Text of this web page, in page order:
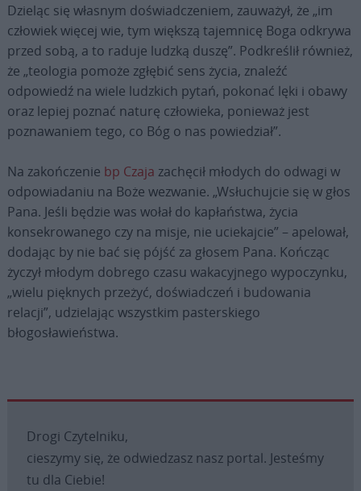
Dzieląc się własnym doświadczeniem, zauważył, że „im
człowiek więcej wie, tym większą tajemnicę Boga odkrywa
przed sobą, a to raduje ludzką duszę”. Podkreślił również,
że „teologia pomoże zgłębić sens życia, znaleźć
odpowiedź na wiele ludzkich pytań, pokonać lęki i obawy
oraz lepiej poznać naturę człowieka, ponieważ jest
poznawaniem tego, co Bóg o nas powiedział”.
Na zakończenie bp Czaja zachęcił młodych do odwagi w
odpowiadaniu na Boże wezwanie. „Wsłuchujcie się w głos
Pana. Jeśli będzie was wołał do kapłaństwa, życia
konsekrowanego czy na misje, nie uciekajcie” – apelował,
dodając by nie bać się pójść za głosem Pana. Kończąc
życzył młodym dobrego czasu wakacyjnego wypoczynku,
„wielu pięknych przeżyć, doświadczeń i budowania
relacji”, udzielając wszystkim pasterskiego
błogosławieństwa.
Drogi Czytelniku,
cieszymy się, że odwiedzasz nasz portal. Jesteśmy
tu dla Ciebie!